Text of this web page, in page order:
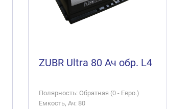
ZUBR Ultra 80 Ач обр. L4
Полярность: Обратная (0 - Евро.)
Емкость, Ач: 80